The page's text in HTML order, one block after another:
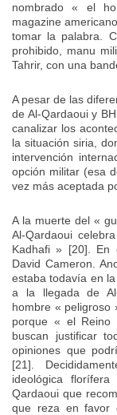
nombrado « el
magazine
tomar la palabra.
prohibido, manu
Tahrir, con una
A pesar de las
de Al-Qardaoui y
canalizar los
la situación siria,
intervención
opción militar (esa
vez más aceptada
A la muerte del «
Al-Qardaoui
Kadhafi » [20]. En
David Cameron.
estaba todavía en
a la llegada de
hombre « peligroso
porque « el Reino
buscan justificar
opiniones que
[21].
ideológica
Qardaoui que
que reza en favor